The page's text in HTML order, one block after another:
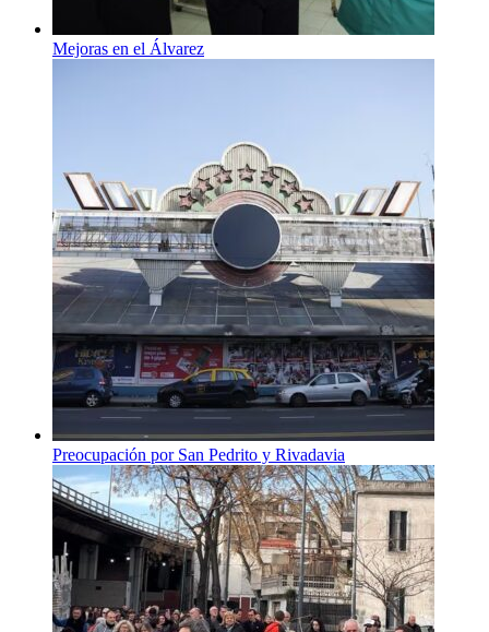
Mejoras en el Álvarez
Preocupación por San Pedrito y Rivadavia